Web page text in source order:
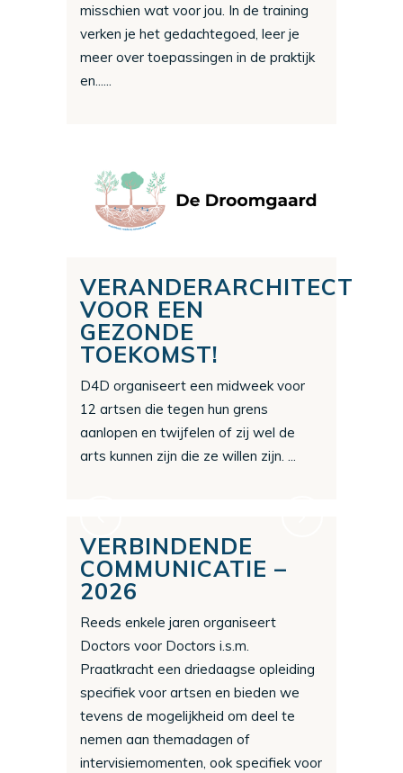
misschien wat voor jou. In de training
verken je het gedachtegoed, leer je
meer over toepassingen in de praktijk
en......
VERANDERARCHITECT
VOOR EEN
GEZONDE
TOEKOMST!
D4D organiseert een midweek voor
12 artsen die tegen hun grens
aanlopen en twijfelen of zij wel de
arts kunnen zijn die ze willen zijn. ...
VERBINDENDE
COMMUNICATIE –
2026
Reeds enkele jaren organiseert
Doctors voor Doctors i.s.m.
Praatkracht een driedaagse opleiding
specifiek voor artsen en bieden we
tevens de mogelijkheid om deel te
nemen aan themadagen of
intervisiemomenten, ook specifiek voor